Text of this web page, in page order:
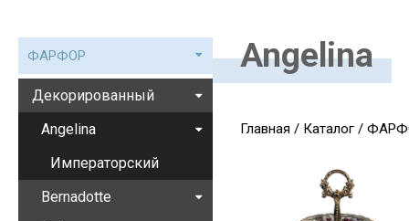
Angelina
Главная / Каталог/
ФАРФОР
Декорированный
Angelina
Императорский
Bernadotte